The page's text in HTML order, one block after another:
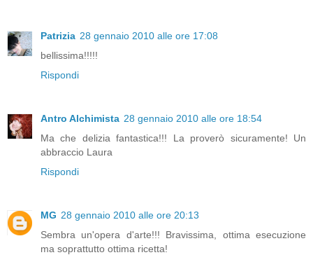
Patrizia 28 gennaio 2010 alle ore 17:08
bellissima!!!!!
Rispondi
Antro Alchimista 28 gennaio 2010 alle ore 18:54
Ma che delizia fantastica!!! La proverò sicuramente! Un
abbraccio Laura
Rispondi
MG 28 gennaio 2010 alle ore 20:13
Sembra un'opera d'arte!!! Bravissima, ottima esecuzione
ma soprattutto ottima ricetta!